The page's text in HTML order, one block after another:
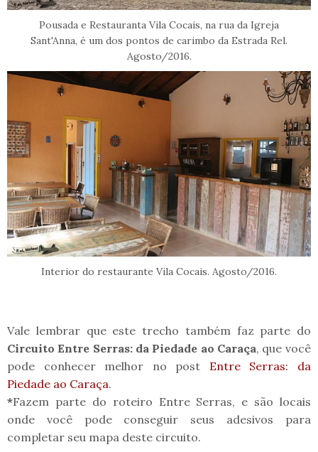
Pousada e Restauranta Vila Cocais, na rua da Igreja
Sant'Anna, é um dos pontos de carimbo da Estrada Rel.
Agosto/2016.
Interior do restaurante Vila Cocais. Agosto/2016.
Vale lembrar que este trecho também faz parte do
Circuito Entre Serras: da Piedade ao Caraça, que você
pode conhecer melhor no post Entre Serras: da
Piedade ao Caraça.
*Fazem parte do roteiro Entre Serras, e são locais
onde você pode conseguir seus adesivos para
completar seu mapa deste circuito.